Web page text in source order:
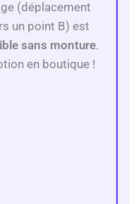
(déplacement
un point B) est
sans monture.
en boutique !